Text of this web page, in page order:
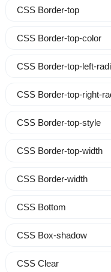
CSS Border-top
CSS Border-top-color
CSS Border-top-left-
CSS Border-top-right-
CSS Border-top-style
CSS Border-top-width
CSS Border-width
CSS Bottom
CSS Box-shadow
CSS Clear